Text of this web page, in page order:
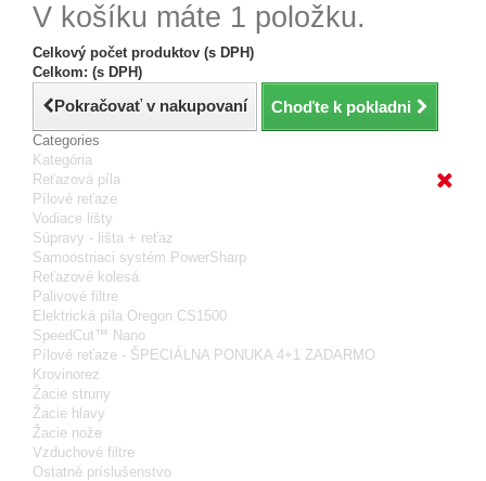
V košíku máte 1 položku.
Celkový počet produktov (s DPH)
Celkom: (s DPH)
Pokračovať v nakupovaní Choďte k pokladni
Categories
Kategória
Reťazová píla
Pílové reťaze
Vodiace lišty
Súpravy - lišta + reťaz
Samoostriaci systém PowerSharp
Reťazové kolesá
Palivové filtre
Elektrická píla Oregon CS1500
SpeedCut™ Nano
Pílové reťaze - ŠPECIÁLNA PONUKA 4+1 ZADARMO
Krovinorez
Žacie struny
Žacie hlavy
Žacie nože
Vzduchové filtre
Ostatné príslušenstvo